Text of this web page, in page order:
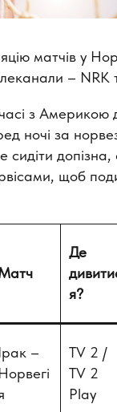
матчів у
– NRK
з Америкою
ночі за
сидіти допізна,
щоб
Де
я?
Ірак –
Норвегі
TV 2 /
TV 2
Play